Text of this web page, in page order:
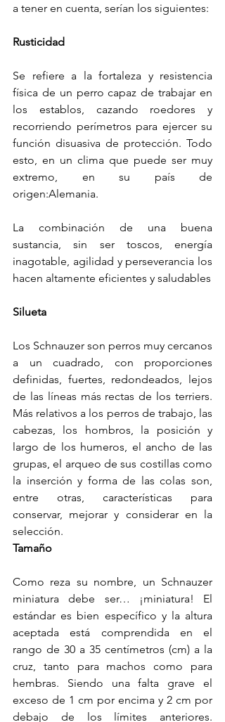
a tener en cuenta, serían los siguientes:
Rusticidad
Se refiere a la fortaleza y resistencia
física de un perro capaz de trabajar en
los establos, cazando roedores y
recorriendo perímetros para ejercer su
función disuasiva de protección. Todo
esto, en un clima que puede ser muy
extremo, en su país de
origen:Alemania.
La combinación de una buena
sustancia, sin ser toscos, energía
inagotable, agilidad y perseverancia los
hacen altamente eficientes y saludables
Silueta
Los Schnauzer son perros muy cercanos
a un cuadrado, con proporciones
definidas, fuertes, redondeados, lejos
de las líneas más rectas de los terriers.
Más relativos a los perros de trabajo, las
cabezas, los hombros, la posición y
largo de los humeros, el ancho de las
grupas, el arqueo de sus costillas como
la inserción y forma de las colas son,
entre otras, características para
conservar, mejorar y considerar en la
selección.
Tamaño
Como reza su nombre, un Schnauzer
miniatura debe ser… ¡miniatura! El
estándar es bien específico y la altura
aceptada está comprendida en el
rango de 30 a 35 centímetros (cm) a la
cruz, tanto para machos como para
hembras. Siendo una falta grave el
exceso de 1 cm por encima y 2 cm por
debajo de los límites anteriores.